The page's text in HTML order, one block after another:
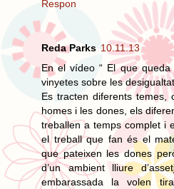
Respon
Reda Parks 10.11.13
En el vídeo “ El que
vinyetes sobre les
Es tracten diferents temes,
homes i les dones, els
treballen a temps complet i
el treball que fan és el
que pateixen les dones
d’un ambient lliure
embarassada la volen